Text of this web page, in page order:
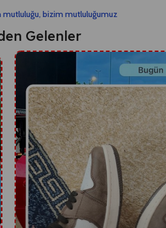
bizim mutluluğumuz
Gelenler